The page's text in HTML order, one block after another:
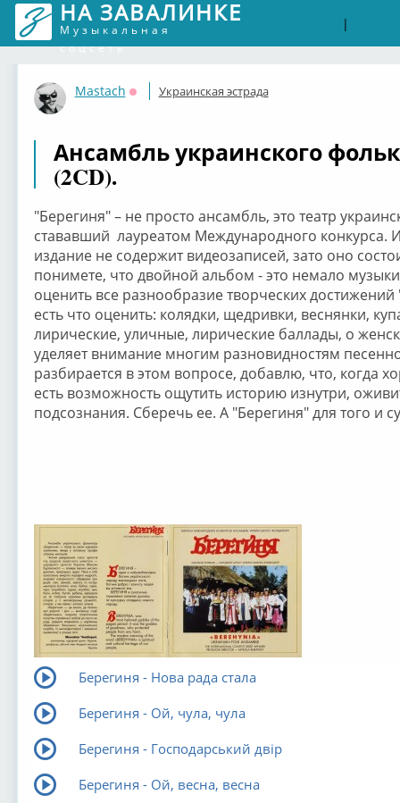
НА ЗАВАЛИНКЕ
Музыкальная
соцсеть
|
Mastach
Оффлайн
Украинская эстрада
Ансамбль украинского
(2CD).
"Берегиня" – не просто ансамбль, это театр
стававший лауреатом Международного конкурса.
издание не содержит видеозаписей, зато оно
понимете, что двойной альбом - это немало
оценить все разнообразие творческих
есть что оценить: колядки, щедривки, веснянки,
лирические, уличные, лирические баллады, о
уделяет внимание многим разновидностям
разбирается в этом вопросе, добавлю, что, когда
есть возможность ощутить историю изнутри,
подсознания. Сберечь ее. А "Берегиня" для того и
Берегиня - Нова рада стала
Берегиня - Ой, чула, чула
Берегиня - Господарський двір
Берегиня - Ой, весна, весна